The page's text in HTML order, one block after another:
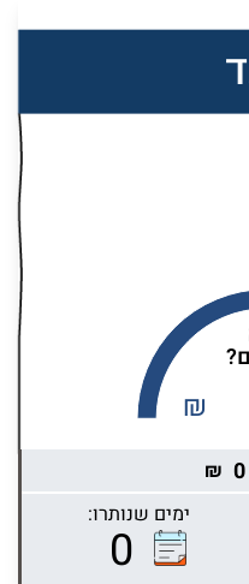
₪
ימים שנותרו:
0